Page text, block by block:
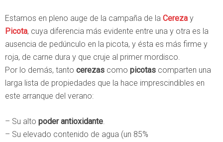
Estamos en pleno auge de la campaña de la Cereza y
Picota, cuya diferencia más evidente entre una y otra es la
ausencia de pedúnculo en la picota, y ésta es más firme y
roja, de carne dura y que cruje al primer mordisco.
Por lo demás, tanto cerezas como picotas comparten una
larga lista de propiedades que la hace imprescindibles en
este arranque del verano:
– Su alto poder antioxidante.
– Su elevado contenido de agua (un 85%